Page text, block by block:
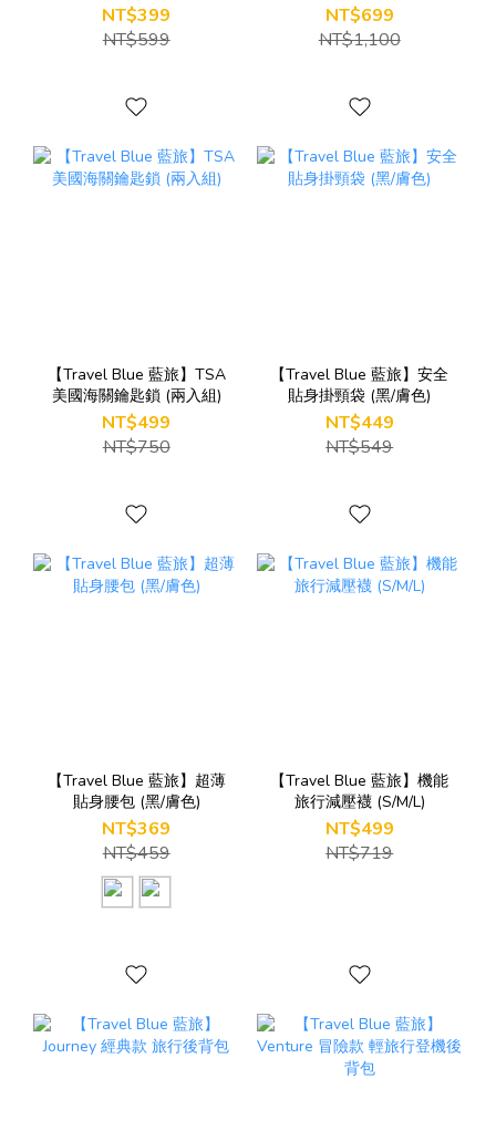
NT$399
NT$599
NT$699
NT$1,100
【Travel Blue 藍旅】TSA
美國海關鑰匙鎖 (兩入組)
NT$499
NT$750
【Travel Blue 藍旅】安全
貼身掛頸袋 (黑/膚色)
NT$449
NT$549
【Travel Blue 藍旅】超薄
貼身腰包 (黑/膚色)
NT$369
NT$459
【Travel Blue 藍旅】機能
旅行減壓襪 (S/M/L)
NT$499
NT$719